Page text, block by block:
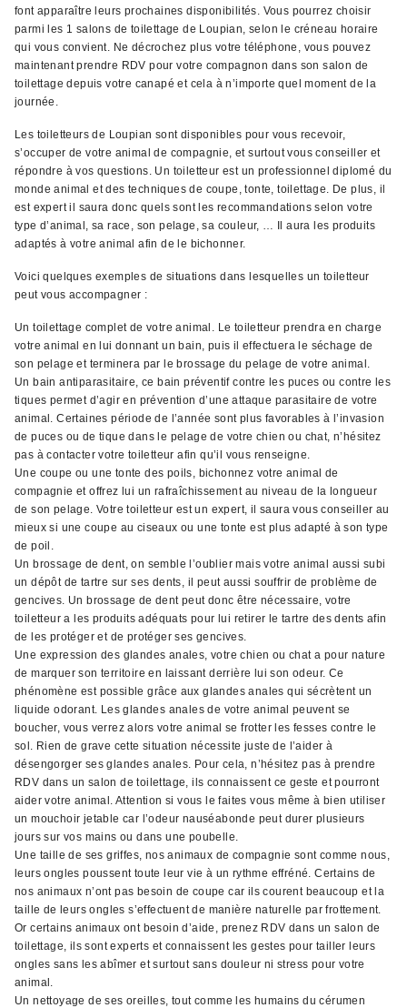
font apparaître leurs prochaines disponibilités. Vous pourrez choisir
parmi les 1 salons de toilettage de Loupian, selon le créneau horaire
qui vous convient. Ne décrochez plus votre téléphone, vous pouvez
maintenant prendre RDV pour votre compagnon dans son salon de
toilettage depuis votre canapé et cela à n’importe quel moment de la
journée.
Les toiletteurs de Loupian sont disponibles pour vous recevoir,
s’occuper de votre animal de compagnie, et surtout vous conseiller et
répondre à vos questions. Un toiletteur est un professionnel diplomé du
monde animal et des techniques de coupe, tonte, toilettage. De plus, il
est expert il saura donc quels sont les recommandations selon votre
type d’animal, sa race, son pelage, sa couleur, … Il aura les produits
adaptés à votre animal afin de le bichonner.
Voici quelques exemples de situations dans lesquelles un toiletteur
peut vous accompagner :
Un toilettage complet de votre animal. Le toiletteur prendra en charge
votre animal en lui donnant un bain, puis il effectuera le séchage de
son pelage et terminera par le brossage du pelage de votre animal.
Un bain antiparasitaire, ce bain préventif contre les puces ou contre les
tiques permet d’agir en prévention d’une attaque parasitaire de votre
animal. Certaines période de l’année sont plus favorables à l’invasion
de puces ou de tique dans le pelage de votre chien ou chat, n’hésitez
pas à contacter votre toiletteur afin qu’il vous renseigne.
Une coupe ou une tonte des poils, bichonnez votre animal de
compagnie et offrez lui un rafraîchissement au niveau de la longueur
de son pelage. Votre toiletteur est un expert, il saura vous conseiller au
mieux si une coupe au ciseaux ou une tonte est plus adapté à son type
de poil.
Un brossage de dent, on semble l’oublier mais votre animal aussi subi
un dépôt de tartre sur ses dents, il peut aussi souffrir de problème de
gencives. Un brossage de dent peut donc être nécessaire, votre
toiletteur a les produits adéquats pour lui retirer le tartre des dents afin
de les protéger et de protéger ses gencives.
Une expression des glandes anales, votre chien ou chat a pour nature
de marquer son territoire en laissant derrière lui son odeur. Ce
phénomène est possible grâce aux glandes anales qui sécrètent un
liquide odorant. Les glandes anales de votre animal peuvent se
boucher, vous verrez alors votre animal se frotter les fesses contre le
sol. Rien de grave cette situation nécessite juste de l’aider à
désengorger ses glandes anales. Pour cela, n’hésitez pas à prendre
RDV dans un salon de toilettage, ils connaissent ce geste et pourront
aider votre animal. Attention si vous le faites vous même à bien utiliser
un mouchoir jetable car l’odeur nauséabonde peut durer plusieurs
jours sur vos mains ou dans une poubelle.
Une taille de ses griffes, nos animaux de compagnie sont comme nous,
leurs ongles poussent toute leur vie à un rythme effréné. Certains de
nos animaux n’ont pas besoin de coupe car ils courent beaucoup et la
taille de leurs ongles s’effectuent de manière naturelle par frottement.
Or certains animaux ont besoin d’aide, prenez RDV dans un salon de
toilettage, ils sont experts et connaissent les gestes pour tailler leurs
ongles sans les abîmer et surtout sans douleur ni stress pour votre
animal.
Un nettoyage de ses oreilles, tout comme les humains du cérumen